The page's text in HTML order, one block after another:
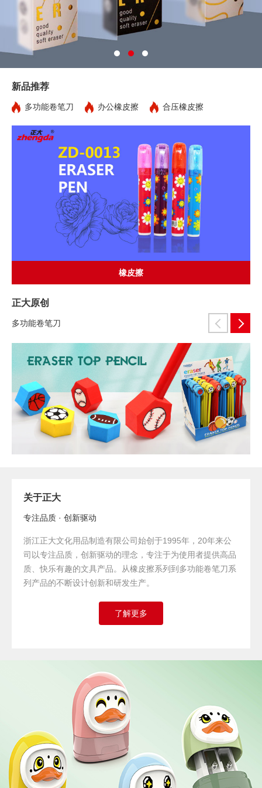
新品推荐
多功能卷笔刀 办公橡皮擦 合压橡皮擦
橡皮擦
正大原创
多功能卷笔刀
关于正大
专注品质 · 创新驱动
浙江正大文化用品制造有限公司始创于1995年，20年来公
司以专注品质，创新驱动的理念，专注于为使用者提供高品
质、快乐有趣的文具产品。从橡皮擦系列到多功能卷笔刀系
列产品的不断设计创新和研发生产。
了解更多